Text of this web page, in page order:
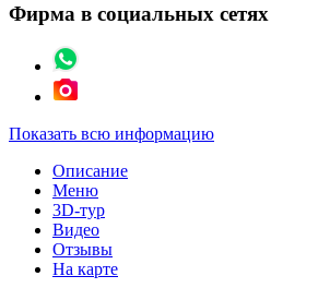
Фирма в социальных сетях
Показать всю информацию
Описание
Меню
3D-тур
Видео
Отзывы
На карте